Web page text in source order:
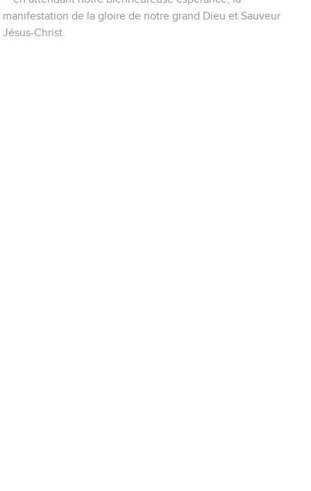
manifestation de la gloire de notre grand Dieu et Sauveur
Jésus-Christ.